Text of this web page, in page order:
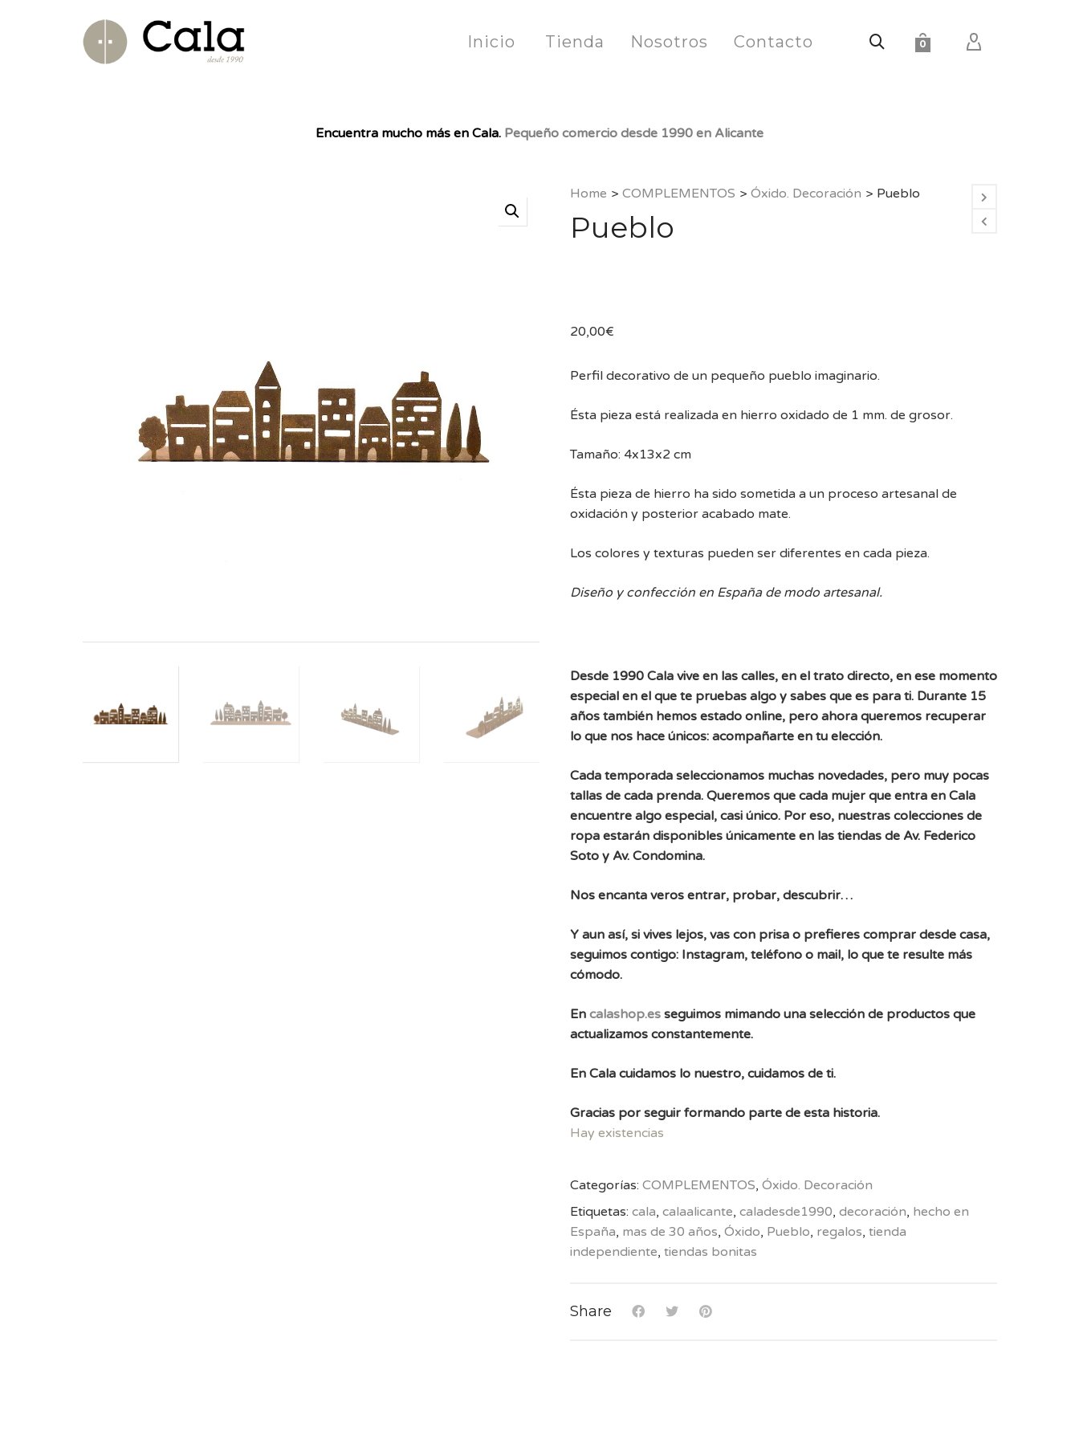
0
Inicio Tienda Nosotros Contacto
Encuentra mucho más en Cala. Pequeño comercio desde 1990 en Alicante
Home > COMPLEMENTOS > Óxido. Decoración > Pueblo
Pueblo
20,00€
Perfil decorativo de un pequeño pueblo imaginario.
Ésta pieza está realizada en hierro oxidado de 1 mm. de grosor.
Tamaño: 4x13x2 cm
Ésta pieza de hierro ha sido sometida a un proceso artesanal de
oxidación y posterior acabado mate.
Los colores y texturas pueden ser diferentes en cada pieza.
Diseño y confección en España de modo artesanal.
Desde 1990 Cala vive en las calles, en el trato directo, en ese momento
especial en el que te pruebas algo y sabes que es para ti. Durante 15
años también hemos estado online, pero ahora queremos recuperar
lo que nos hace únicos: acompañarte en tu elección.
Cada temporada seleccionamos muchas novedades, pero muy pocas
tallas de cada prenda. Queremos que cada mujer que entra en Cala
encuentre algo especial, casi único. Por eso, nuestras colecciones de
ropa estarán disponibles únicamente en las tiendas de Av. Federico
Soto y Av. Condomina.
Nos encanta veros entrar, probar, descubrir…
Y aun así, si vives lejos, vas con prisa o prefieres comprar desde casa,
seguimos contigo: Instagram, teléfono o mail, lo que te resulte más
cómodo.
En calashop.esseguimos mimando una selección de productos que
actualizamos constantemente.
En Cala cuidamos lo nuestro, cuidamos de ti.
Gracias por seguir formando parte de esta historia.
Hay existencias
Categorías: COMPLEMENTOS, Óxido. Decoración
Etiquetas: cala, calaalicante, caladesde1990, decoración, hecho en
España, mas de 30 años, Óxido, Pueblo, regalos, tienda
independiente, tiendas bonitas
Share